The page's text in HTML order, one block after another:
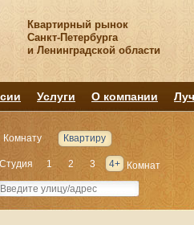
Квартирный рынок
Санкт-Петербурга
и Ленинградской области
Услуги О компании
Комнату Квартиру
Студия 1 2 3 4+ Комнат